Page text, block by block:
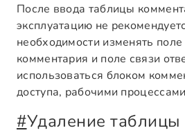
После ввода таблицы
эксплуатацию не
необходимости изменять
комментария и поле связи
использоваться блоком
доступа, рабочими
#Удаление